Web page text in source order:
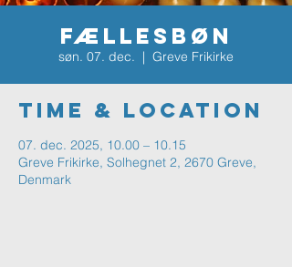
FÆLLESBØN
søn. 07. dec.
  |
Greve Frikirke
Time & Location
07. dec. 2025, 10.00 – 10.15
Greve Frikirke, Solhegnet 2, 2670 Greve,
Denmark